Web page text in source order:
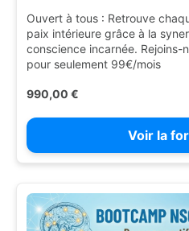
Ouvert à tous : Retrouve
paix intérieure grâce à la
conscience incarnée. Rejoins-
pour seulement 99€/mois
990,00 €
Voir la